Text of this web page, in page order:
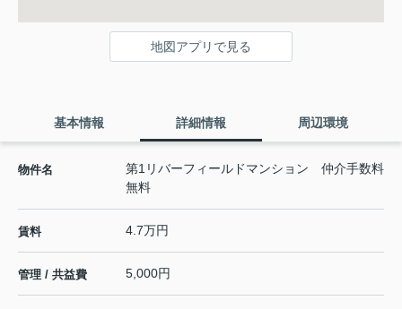
地図アプリで見る
基本情報 詳細情報 周辺環境
物件名
第1リバーフィールドマンション 仲介手数料
無料
賃料 4.7万円
管理 / 共益費 5,000円